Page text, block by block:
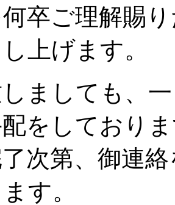
卒ご理解賜
上げます。
ましても、
をしており
次第、御連
す。